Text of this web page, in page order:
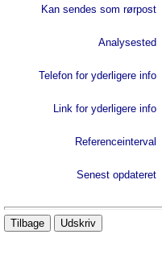
Kan sendes som rørpost
Analysested
Telefon for yderligere info
Link for yderligere info
Referenceinterval
Senest opdateret